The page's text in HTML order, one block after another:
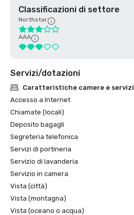
Classificazioni di settore
Northstar
AAA
Servizi/dotazioni
Caratteristiche camere e servizi
Accesso a Internet
Chiamate (locali)
Deposito bagagli
Segreteria telefonica
Servizi di portineria
Servizio di lavanderia
Servizio in camera
Vista (città)
Vista (montagna)
Vista (oceano o acqua)